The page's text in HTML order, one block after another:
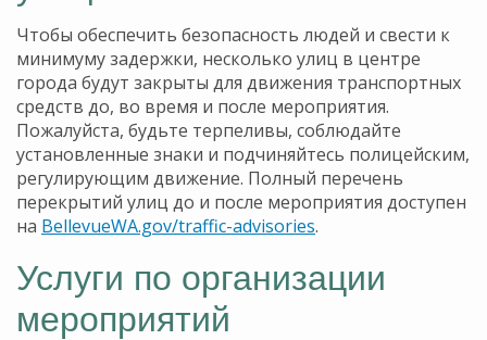
Чтобы обеспечить безопасность людей и свести к
минимуму задержки, несколько улиц в центре
города будут закрыты для движения транспортных
средств до, во время и после мероприятия.
Пожалуйста, будьте терпеливы, соблюдайте
установленные знаки и подчиняйтесь полицейским,
регулирующим движение. Полный перечень
перекрытий улиц до и после мероприятия доступен
на BellevueWA.gov/traffic-advisories.
Услуги по организации
мероприятий